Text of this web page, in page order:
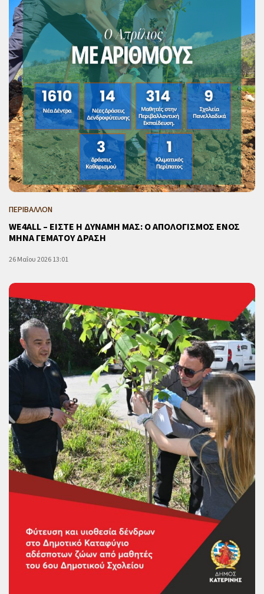
ΠΕΡΙΒΑΛΛΟΝ
WE4ALL – ΕΙΣΤΕ Η ΔΥΝΑΜΗ ΜΑΣ: Ο ΑΠΟΛΟΓΙΣΜΟΣ ΕΝΟΣ
ΜΗΝΑ ΓΕΜΑΤΟΥ ΔΡΑΣΗ
26 Μαΐου 2026 13:01